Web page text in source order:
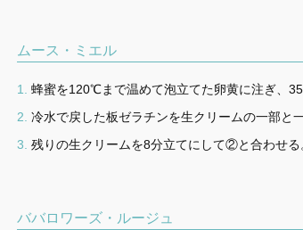
ムース・ミエル
蜂蜜を120℃まで温めて泡立てた卵黄に注ぎ、
冷水で戻した板ゼラチンを生クリームの一部と
残りの生クリームを8分立てにして②と合わせる
ババロワーズ・ルージュ